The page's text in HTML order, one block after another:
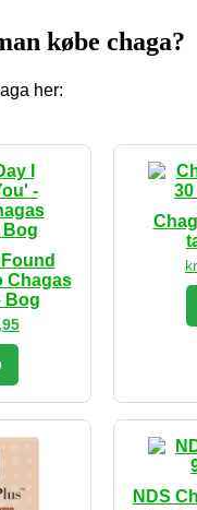
købe chaga?
her:
Found
Chagas
Bog
kr.
NDS